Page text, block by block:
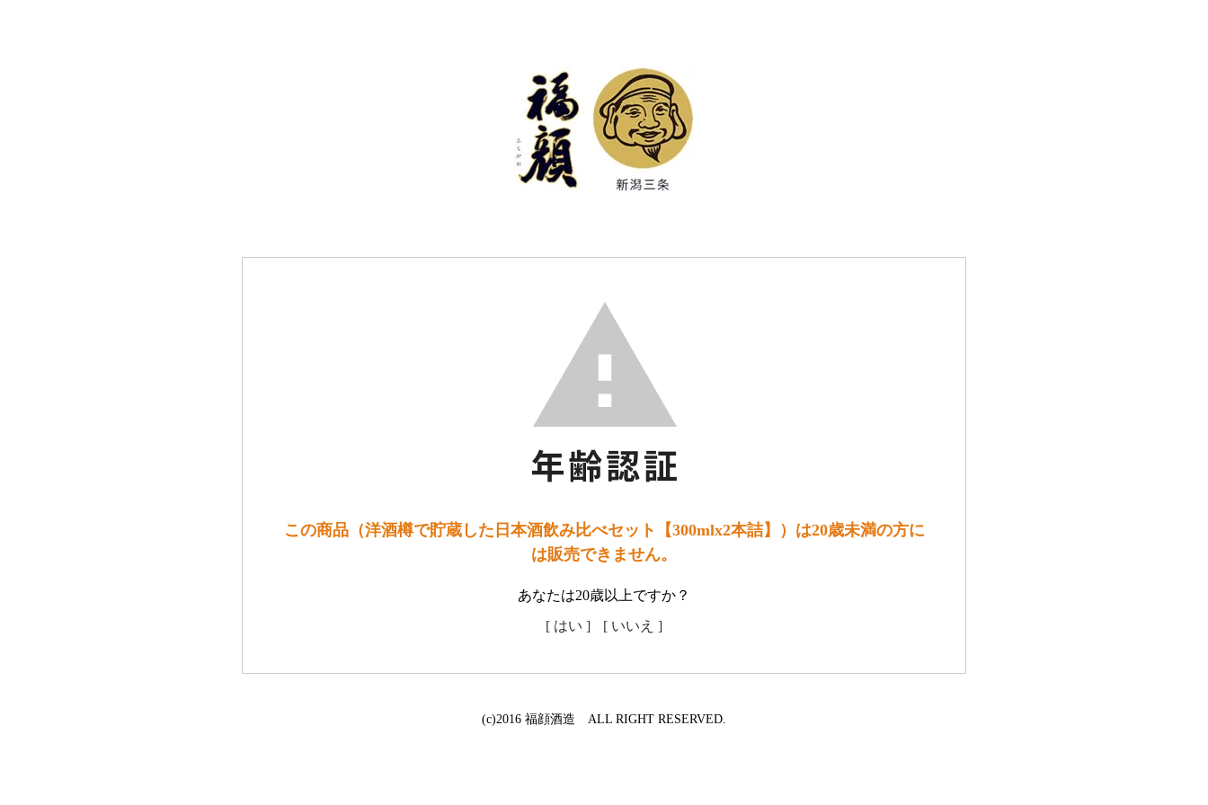
この商品（洋酒樽で貯蔵した日本酒飲み比べセット【300mlx2本詰】）は20歳未満の方に
は販売できません。
あなたは20歳以上ですか？
[ はい ]
[ いいえ ]
(c)2016 福顔酒造 ALL RIGHT RESERVED.